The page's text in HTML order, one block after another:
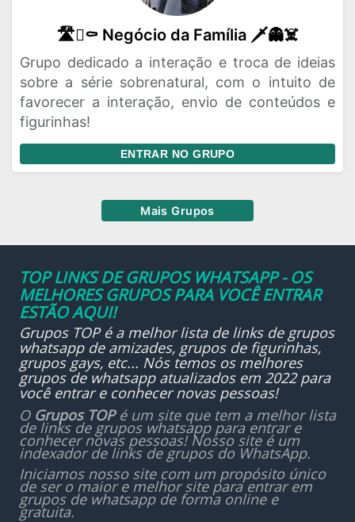
🛣️🪏⚰️ Negócio da Família 🗡️👻☠️
Grupo dedicado a interação e troca de ideias
sobre a série sobrenatural, com o intuito de
favorecer a interação, envio de conteúdos e
figurinhas!
ENTRAR NO GRUPO
Mais Grupos
TOP LINKS DE GRUPOS WHATSAPP - OS
MELHORES GRUPOS PARA VOCÊ ENTRAR
ESTÃO AQUI!
Grupos TOP é a melhor lista de links de grupos
whatsapp de amizades, grupos de figurinhas,
grupos gays, etc... Nós temos os melhores
grupos de whatsapp atualizados em 2022 para
você entrar e conhecer novas pessoas!
O Grupos TOPé um site que tem a melhor lista
de links de grupos whatsapp para entrar e
conhecer novas pessoas! Nosso site é um
indexador de links de grupos do WhatsApp.
Iniciamos nosso site com um propósito único
de ser o maior e melhor site para entrar em
grupos de whatsapp de forma online e
gratuita.